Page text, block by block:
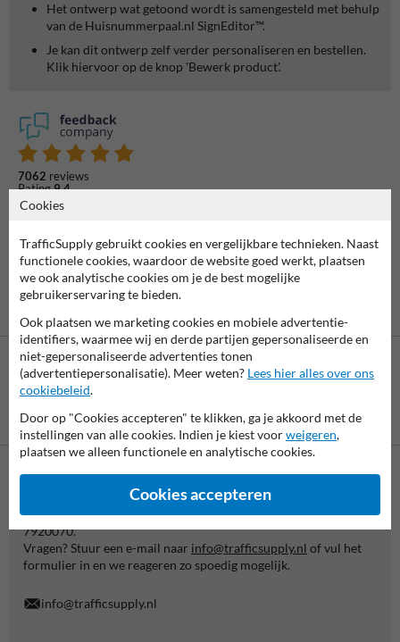
Het ontwerp wat getoond wordt is samengesteld met behulp
van de Huisnummerpaal.nl SignEditor™.
Je kan dit ontwerp zelf verder personaliseren en bestellen.
Klik hiervoor op de knop 'Bewerk product'.
7062 reviews
Rating9.4
Betaling achteraf
is mogelijk
Neem contact met ons op
Wij zijn op werkdagen (van 8.00 tot 17.00) te bereiken op 038-
7920070.
Vragen? Stuur een e-mail naar info@trafficsupply.nl of vul het
formulier in en we reageren zo spoedig mogelijk.
info@trafficsupply.nl
Cookies
TrafficSupply gebruikt cookies en vergelijkbare technieken. Naast
functionele cookies, waardoor de website goed werkt, plaatsen
we ook analytische cookies om je de best mogelijke
gebruikerservaring te bieden.
Ook plaatsen we marketing cookies en mobiele advertentie-
identifiers, waarmee wij en derde partijen gepersonaliseerde en
niet-gepersonaliseerde advertenties tonen
(advertentiepersonalisatie). Meer weten? Lees hier alles over ons
cookiebeleid.
Door op "Cookies accepteren" te klikken, ga je akkoord met de
instellingen van alle cookies. Indien je kiest voorweigeren,
plaatsen we alleen functionele en analytische cookies.
Cookies accepteren